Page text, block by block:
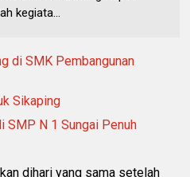
kegiata...
di SMK Pembangunan
Sikaping
SMP N 1 Sungai Penuh
dihari yang sama setelah